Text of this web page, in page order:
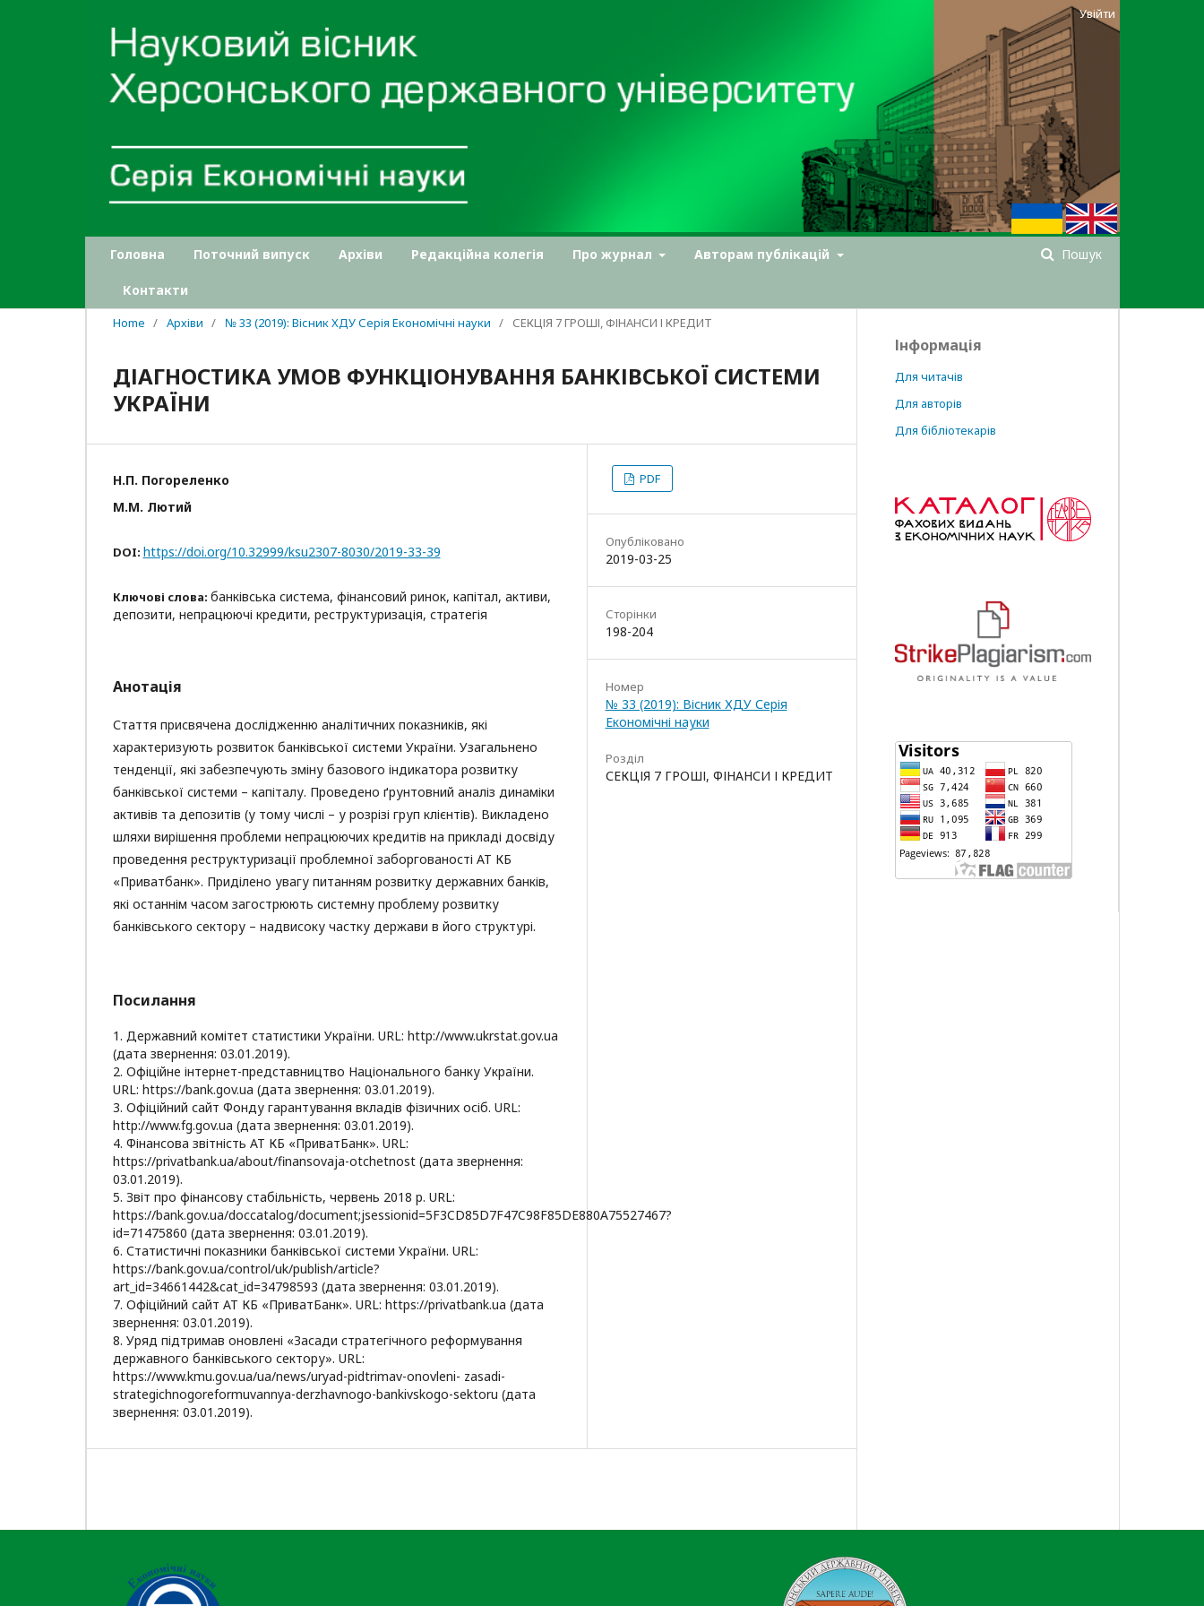
Головна Поточний випуск Архіви Редакційна колегія Про журнал Авторам публікацій
Контакти
Пошук
Увійти
Home / Архіви / № 33 (2019): Вісник ХДУ Серія Економічні науки / СЕКЦІЯ 7 ГРОШІ, ФІНАНСИ І КРЕДИТ
ДІАГНОСТИКА УМОВ ФУНКЦІОНУВАННЯ БАНКІВСЬКОЇ СИСТЕМИ
УКРАЇНИ
Н.П. Погореленко
М.М. Лютий
DOI: https://doi.org/10.32999/ksu2307-8030/2019-33-39
Ключові слова: банківська система, фінансовий ринок, капітал, активи,
депозити, непрацюючі кредити, реструктуризація, стратегія
Анотація
Стаття присвячена дослідженню аналітичних показників, які
характеризують розвиток банківської системи України. Узагальнено
тенденції, які забезпечують зміну базового індикатора розвитку
банківської системи – капіталу. Проведено ґрунтовний аналіз динаміки
активів та депозитів (у тому числі – у розрізі груп клієнтів). Викладено
шляхи вирішення проблеми непрацюючих кредитів на прикладі досвіду
проведення реструктуризації проблемної заборгованості АТ КБ
«Приватбанк». Приділено увагу питанням розвитку державних банків,
які останнім часом загострюють системну проблему розвитку
банківського сектору – надвисоку частку держави в його структурі.
Посилання
1. Державний комітет статистики України. URL: http://www.ukrstat.gov.ua
(дата звернення: 03.01.2019).
2. Офіційне інтернет-представництво Національного банку України.
URL: https://bank.gov.ua (дата звернення: 03.01.2019).
3. Офіційний сайт Фонду гарантування вкладів фізичних осіб. URL:
http://www.fg.gov.ua (дата звернення: 03.01.2019).
4. Фінансова звітність АТ КБ «ПриватБанк». URL:
https://privatbank.ua/about/finansovaja-otchetnost (дата звернення:
03.01.2019).
5. Звіт про фінансову стабільність, червень 2018 р. URL:
https://bank.gov.ua/doccatalog/document;jsessionid=5F3CD85D7F47C98F85DE880A75527467?
id=71475860 (дата звернення: 03.01.2019).
6. Статистичні показники банківської системи України. URL:
https://bank.gov.ua/control/uk/publish/article?
art_id=34661442&cat_id=34798593 (дата звернення: 03.01.2019).
7. Офіційний сайт АТ КБ «ПриватБанк». URL: https://privatbank.ua (дата
звернення: 03.01.2019).
8. Уряд підтримав оновлені «Засади стратегічного реформування
державного банківського сектору». URL:
https://www.kmu.gov.ua/ua/news/uryad-pidtrimav-onovleni- zasadi-
strategichnogoreformuvannya-derzhavnogo-bankivskogo-sektoru (дата
звернення: 03.01.2019).
PDF
Опубліковано
2019-03-25
Сторінки
198-204
Номер
№ 33 (2019): Вісник ХДУ Серія
Економічні науки
Розділ
СЕКЦІЯ 7 ГРОШІ, ФІНАНСИ І КРЕДИТ
Інформація
Для читачів
Для авторів
Для бібліотекарів